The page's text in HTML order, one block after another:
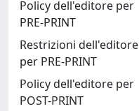
Policy dell'editore per
PRE-PRINT
Restrizioni dell'editore
per PRE-PRINT
Policy dell'editore per
POST-PRINT